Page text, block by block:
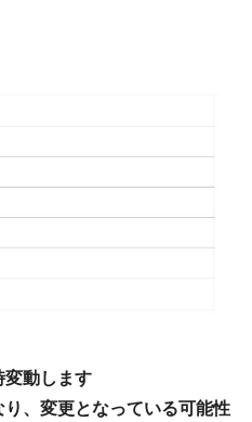
動します
、変更となっている可能性